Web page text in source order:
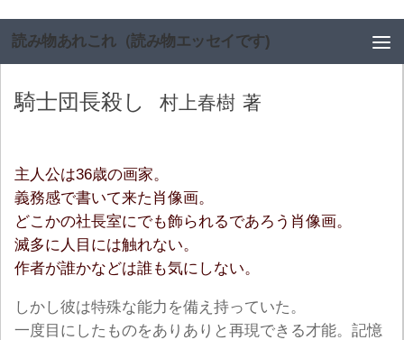
読み物あれこれ（読み物エッセイです)
騎士団長殺し 村上春樹 著
主人公は36歳の画家。
義務感で書いて来た肖像画。
どこかの社長室にでも飾られるであろう肖像画。
滅多に人目には触れない。
作者が誰かなどは誰も気にしない。
しかし彼は特殊な能力を備え持っていた。
一度目にしたものをありありと再現できる才能。記憶